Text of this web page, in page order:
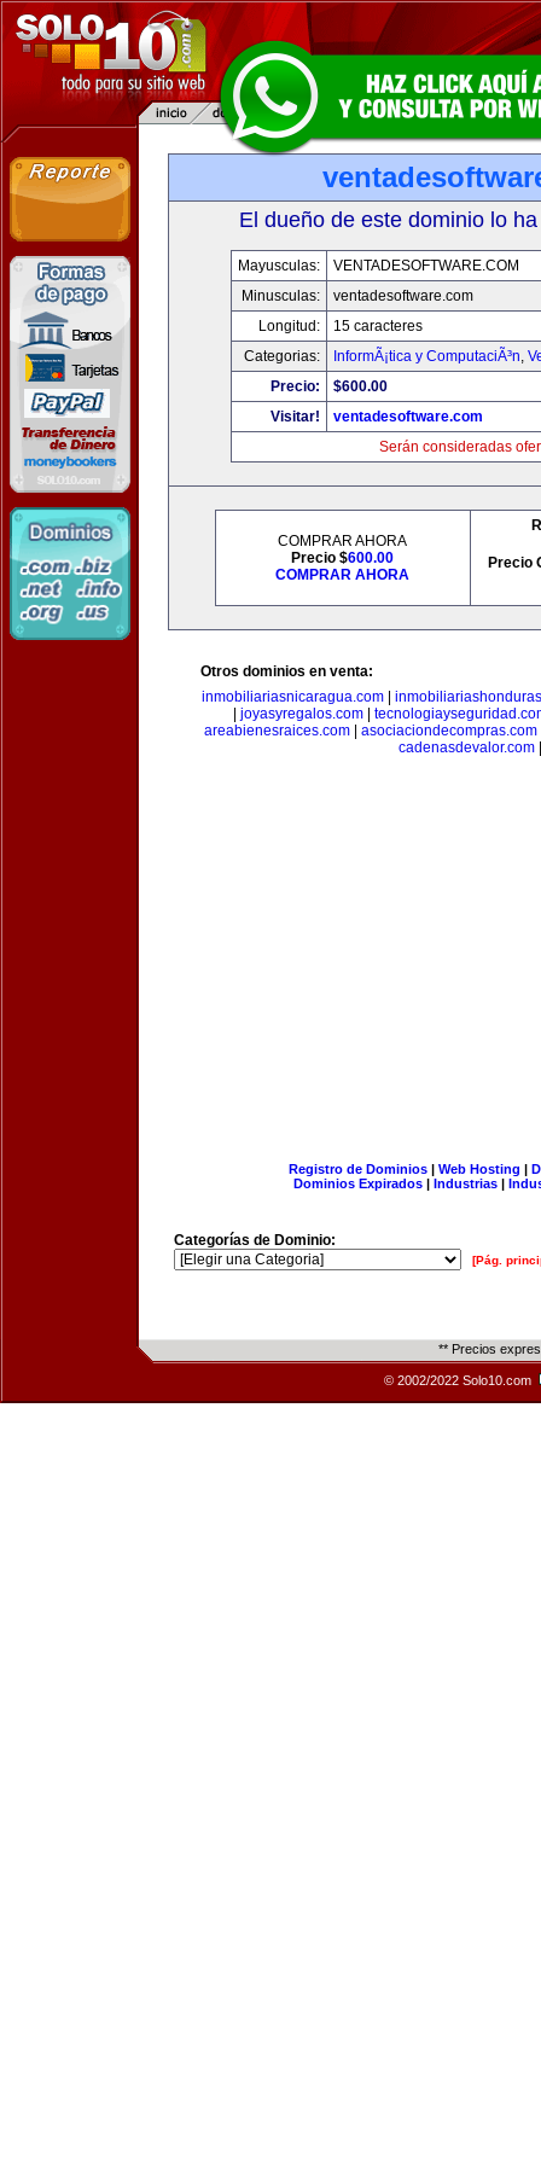
El dueño de este dominio lo
Mayusculas:
VENTADESOFTWARE.COM
Minusculas:
ventadesoftware.com
Longitud:
15 caracteres
Categorias:
InformÃ¡tica y ComputaciÃ³n,
Precio:
$600.00
Visitar!
ventadesoftware.com
Serán consideradas
COMPRAR AHORA
Precio $600.00
COMPRAR AHORA
Precio
Otros dominios en venta:
inmobiliariasnicaragua.com|
joyasyregalos.com
areabienesraices.com| asociaciondecompras.com
cadenasdevalor.com|
Registro de Dominios| Web Hosting |
Dominios Expirados | Industrias |
Categorías de Dominio:
[Pág.
** Precios
© 2002/2022 Solo10.com